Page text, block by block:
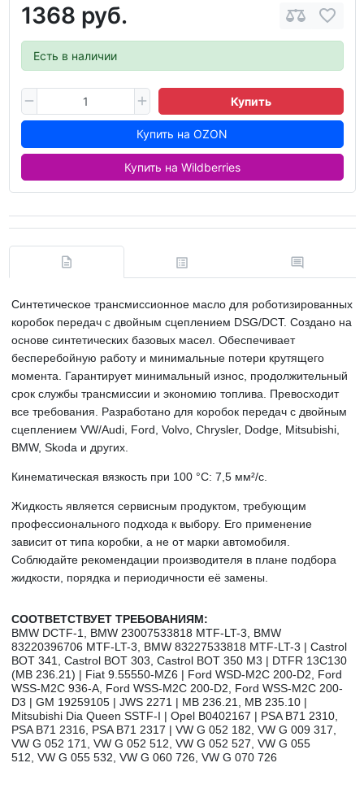
1368 руб.
Есть в наличии
Купить
Купить на OZON
Купить на Wildberries
Синтетическое трансмиссионное масло для роботизированных
коробок передач с двойным сцеплением DSG/DCT. Создано на
основе синтетических базовых масел. Обеспечивает
бесперебойную работу и минимальные потери крутящего
момента. Гарантирует минимальный износ, продолжительный
срок службы трансмиссии и экономию топлива. Превосходит
все требования. Разработано для коробок передач с двойным
сцеплением VW/Audi, Ford, Volvo, Chrysler, Dodge, Mitsubishi,
BMW, Skoda и других.
Кинематическая вязкость при 100 °C: 7,5 мм²/с.
Жидкость является сервисным продуктом, требующим
профессионального подхода к выбору. Его применение
зависит от типа коробки, а не от марки автомобиля.
Соблюдайте рекомендации производителя в плане подбора
жидкости, порядка и периодичности её замены.
СООТВЕТСТВУЕТ ТРЕБОВАНИЯМ:
BMW DCTF-1, BMW 23007533818 MTF-LT-3, BMW
83220396706 MTF-LT-3, BMW 83227533818 MTF-LT-3 | Castrol
BOT 341, Castrol BOT 303, Castrol BOT 350 M3 | DTFR 13C130
(MB 236.21) | Fiat 9.55550-MZ6 | Ford WSD-M2C 200-D2, Ford
WSS-M2C 936-A, Ford WSS-M2C 200-D2, Ford WSS-M2C 200-
D3 | GM 19259105 | JWS 2271 | MB 236.21, MB 235.10 |
Mitsubishi Dia Queen SSTF-I | Opel B0402167 | PSA B71 2310,
PSA B71 2316, PSA B71 2317 | VW G 052 182, VW G 009 317,
VW G 052 171, VW G 052 512, VW G 052 527, VW G 055
512, VW G 055 532, VW G 060 726, VW G 070 726